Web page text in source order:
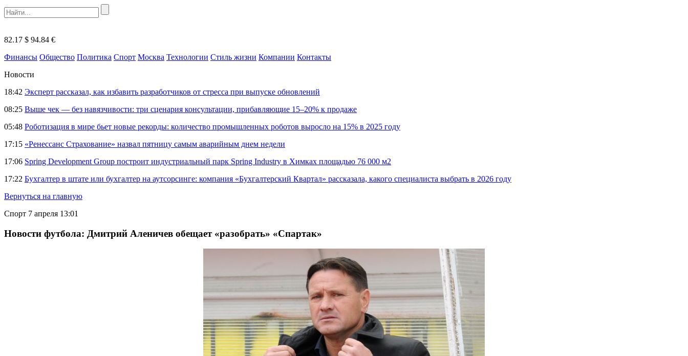
82.17 $ 94.84 €
Финансы Общество Политика Спорт Москва Технологии Стиль жизни Компании Контакты
Новости
18:42 Эксперт рассказал, как избавить разработчиков от стресса при выпуске обновлений
08:25 Выше чек — без навязчивости: три сценария консультации, прибавляющие 15–20% к продаже
05:48 Роботизация в мире бьет новые рекорды: количество промышленных роботов выросло на 15% в 2025 году
17:15 «Ренессанс Страхование» назвал пятницу самым аварийным днем недели
17:06 Spring Development Group построит индустриальный парк Spring Industry в Химках площадью 76 000 м2
17:22 Бухгалтер в штате или бухгалтер на аутсорсинге: компания «Бухгалтерский Квартал» рассказала, какого специалиста выбрать в 2026 году
Вернуться на главную
Спорт 7 апреля 13:01
Новости футбола: Дмитрий Аленичев обещает «разобрать» «Спартак»